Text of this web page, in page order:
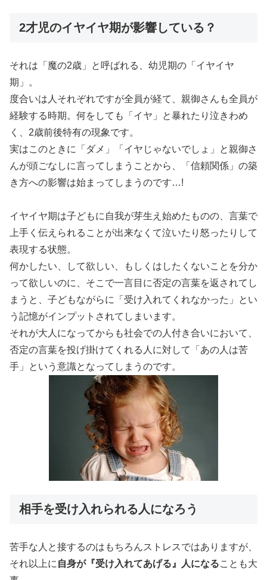
2才児のイヤイヤ期が影響している？
それは「魔の2歳」と呼ばれる、幼児期の「イヤイヤ
期」。
度合いは人それぞれですが全員が経て、親御さんも全員が
経験する時期。何をしても「イヤ」と暴れたり泣きわめ
く、2歳前後特有の現象です。
実はこのときに「ダメ」「イヤじゃないでしょ」と親御さ
んが頭ごなしに言ってしまうことから、「信頼関係」の築
き方への影響は始まってしまうのです…!
イヤイヤ期は子どもに自我が芽生え始めたものの、言葉で
上手く伝えられることが出来なくて泣いたり怒ったりして
表現する状態。
何かしたい、して欲しい、もしくはしたくないことを分か
って欲しいのに、そこで一言目に否定の言葉を返されてし
まうと、子どもながらに「受け入れてくれなかった」とい
う記憶がインプットされてしまいます。
それが大人になってからも社会での人付き合いにおいて、
否定の言葉を投げ掛けてくれる人に対して「あの人は苦
手」という意識となってしまうのです。
相手を受け入れられる人になろう
苦手な人と接するのはもちろんストレスではありますが、
それ以上に 自身が『受け入れてあげる』人になることも大